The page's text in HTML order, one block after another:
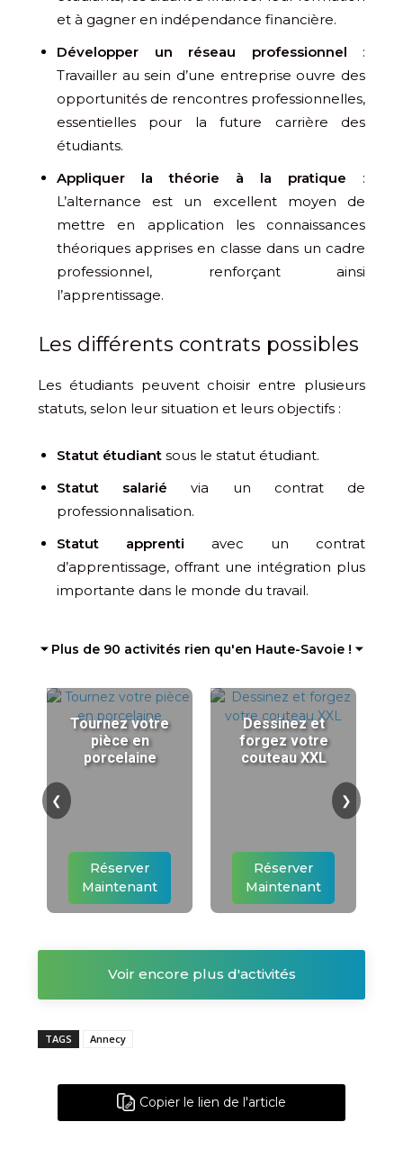
et à gagner en indépendance financière.
Développer un réseau professionnel :
Travailler au sein d’une entreprise ouvre des
opportunités de rencontres professionnelles,
essentielles pour la future carrière des
étudiants.
Appliquer la théorie à la pratique :
L’alternance est un excellent moyen de
mettre en application les connaissances
théoriques apprises en classe dans un cadre
professionnel, renforçant ainsi
l’apprentissage.
Les différents contrats possibles
Les étudiants peuvent choisir entre plusieurs
statuts, selon leur situation et leurs objectifs :
Statut étudiant sous le statut étudiant.
Statut salarié via un contrat de
professionnalisation.
Statut apprenti avec un contrat
d’apprentissage, offrant une intégration plus
importante dans le monde du travail.
⏷ Plus de 90 activités rien qu'en Haute-Savoie ! ⏷
Tournez votre
pièce en
porcelaine
Réserver
Maintenant
Dessinez et
forgez votre
couteau XXL
Réserver
Maintenant
❮ ❯
Voir encore plus d'activités
TAGS Annecy
Copier le lien de l'article